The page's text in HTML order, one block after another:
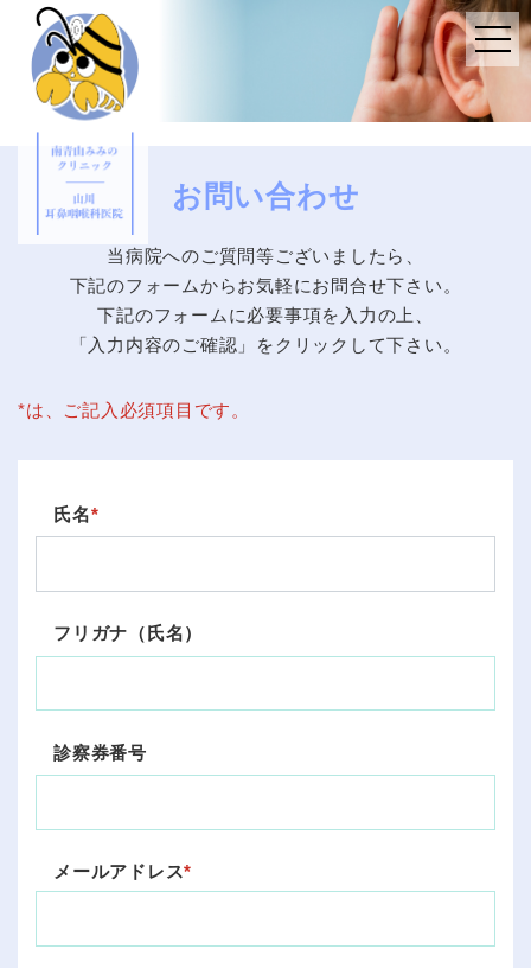
お問い合わせ
当病院へのご質問等ございましたら、
下記のフォームからお気軽にお問合せ下さい。
下記のフォームに必要事項を入力の上、
「入力内容のご確認」を クリックして下さい。
*は、ご記入必須項目です。
氏名
フリガナ（氏名）
診察券番号
メールアドレス